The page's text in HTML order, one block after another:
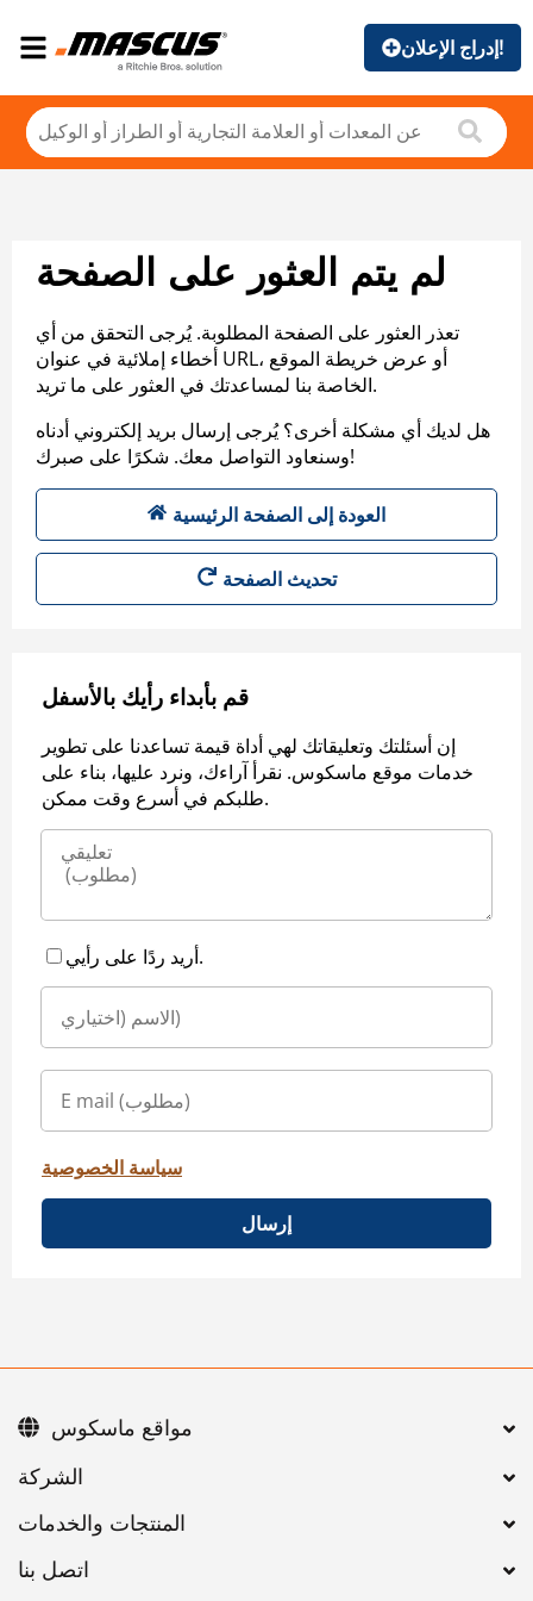
إدراج الإعلان!
لم يتم العثور على الصفحة
تعذر العثور على الصفحة المطلوبة. يُرجى التحقق من أي
أخطاء إملائية في عنوان URL، أو عرض خريطة الموقع
الخاصة بنا لمساعدتك في العثور على ما تريد.
هل لديك أي مشكلة أخرى؟ يُرجى إرسال بريد إلكتروني أدناه
وسنعاود التواصل معك. شكرًا على صبرك!
العودة إلى الصفحة الرئيسية
تحديث الصفحة
قم بأبداء رأيك بالأسفل
إن أسئلتك وتعليقاتك لهي أداة قيمة تساعدنا على تطوير
خدمات موقع ماسكوس. نقرأ آراءك، ونرد عليها، بناء على
طلبكم في أسرع وقت ممكن.
أريد ردًا على رأيي.
سياسة الخصوصية
إرسال
اتصل بنا
مواقع ماسكوس